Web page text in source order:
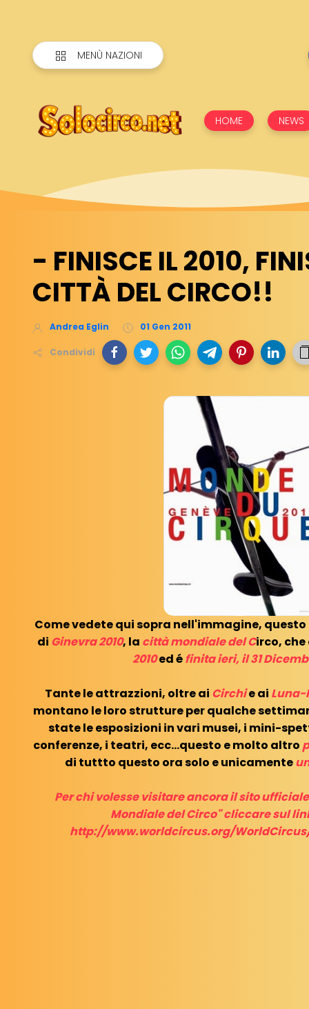
MENÙ NAZIONI
HOME NEWS
- FINISCE IL 2010,
CITTÀ DEL CIRCO!!
Andrea Eglin 01 Gen 2011
Condividi
Come vedete qui sopra nell'immagine,
di Ginevra 2010, la città mondiale del Circo,
2010ed éfinita ieri, il 31
Tante le attrazzioni, oltre ai Circhie ai Luna-
montano le loro strutture per qualche
state le esposizioni in vari musei, i mini-
conferenze, i teatri, ecc...questo e molto altro
di tuttto questo ora solo e unicamente
Per chi volesse visitare ancora il sito
Mondiale del Circo" cliccare sul
http://www.worldcircus.org/